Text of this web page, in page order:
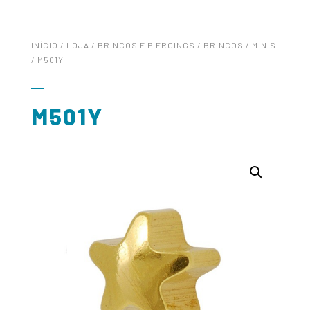
INÍCIO / LOJA / BRINCOS E PIERCINGS / BRINCOS / MINIS
/ M501Y
M501Y